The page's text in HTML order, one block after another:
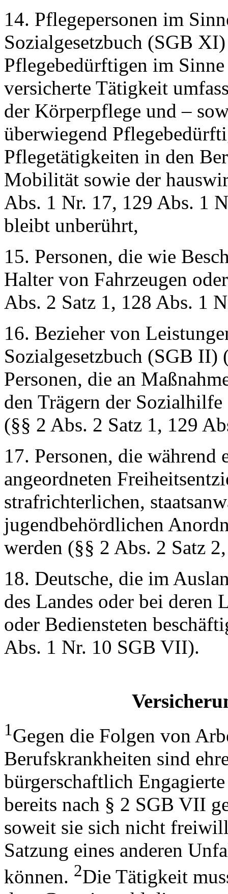
14. Pflegepersonen im
Sozialgesetzbuch (SGB
Pflegebedürftigen im
versicherte Tätigkeit
der Körperpflege und –
überwiegend
Pflegetätigkeiten in den
Mobilität sowie der
Abs. 1 Nr. 17, 129 Abs. 1
bleibt unberührt,
15. Personen, die wie
Halter von Fahrzeugen
Abs. 2 Satz 1, 128 Abs. 1
16. Bezieher von
Sozialgesetzbuch (SGB II)
Personen, die an
den Trägern der
(§§ 2 Abs. 2 Satz 1, 129
17. Personen, die während
angeordneten
strafrichterlichen,
jugendbehördlichen
werden (§§ 2 Abs. 2 Satz
18. Deutsche, die im
des Landes oder bei
oder Bediensteten
Abs. 1 Nr. 10 SGB VII).
1Gegen die Folgen von
Berufskrankheiten sind
bürgerschaftlich
bereits nach § 2 SGB VII
soweit sie sich nicht
Satzung eines anderen
können. 2Die Tätigkeit